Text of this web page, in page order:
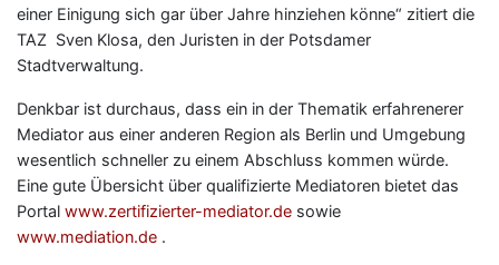
einer Einigung sich gar über Jahre hinziehen könne“ zitiert die
TAZ Sven Klosa, den Juristen in der Potsdamer
Stadtverwaltung.
Denkbar ist durchaus, dass ein in der Thematik erfahrenerer
Mediator aus einer anderen Region als Berlin und Umgebung
wesentlich schneller zu einem Abschluss kommen würde.
Eine gute Übersicht über qualifizierte Mediatoren bietet das
Portal www.zertifizierter-mediator.de sowie
www.mediation.de .